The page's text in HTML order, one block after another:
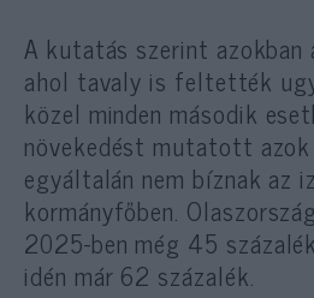
A kutatás szerint azokban
ahol tavaly is feltették
közel minden második
növekedést mutatott azok
egyáltalán nem bíznak az
kormányfőben.
2025-ben még 45
idén már 62 százalék.